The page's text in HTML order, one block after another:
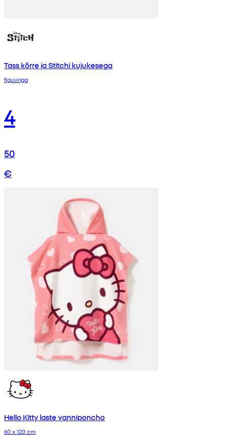
Tass kõrre ja Stitchi kujukesega
figuuriga
4
50
€
Hello Kitty laste vanniponcho
60 x 120 cm